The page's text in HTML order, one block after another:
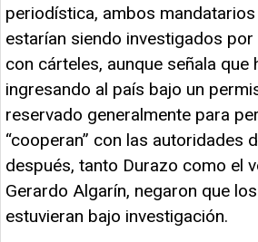
periodística, ambos
estarían siendo investigados
con cárteles, aunque señala que
ingresando al país bajo un
reservado generalmente para
“cooperan” con las autoridades
después, tanto Durazo como el
Gerardo Algarín, negaron que
estuvieran bajo investigación.